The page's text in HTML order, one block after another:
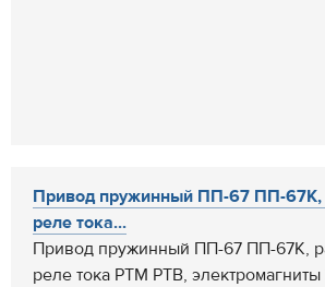
Привод пружинный ПП-67 ПП-67К,
реле тока...
Привод пружинный ПП-67 ПП-67К,
реле тока РТМ РТВ,